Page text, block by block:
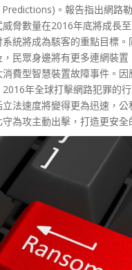
。報告指出網路
威脅數量在2016年底將成長
統將成為駭客的重點目標
，民眾身邊將有更多連網裝
費型智慧裝置故障事件。
年全球打擊網路犯罪的
法速度將變得更為迅速，
為攻主動出擊，打造更安全